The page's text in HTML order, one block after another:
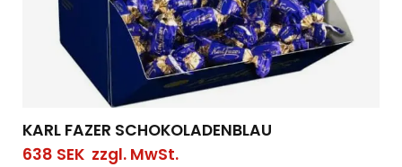
KARL FAZER SCHOKOLADENBLAU
638 SEKzzgl. MwSt.